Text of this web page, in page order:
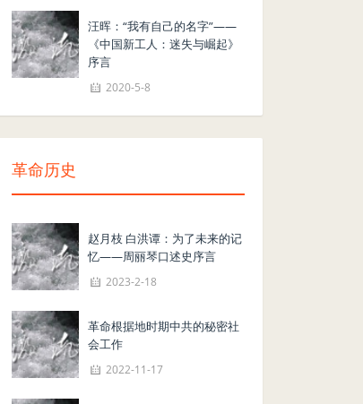
汪晖：“我有自己的名字”——
《中国新工人：迷失与崛起》
序言
2020-5-8
革命历史
赵月枝 白洪谭：为了未来的记
忆——周丽琴口述史序言
2023-2-18
革命根据地时期中共的秘密社
会工作
2022-11-17